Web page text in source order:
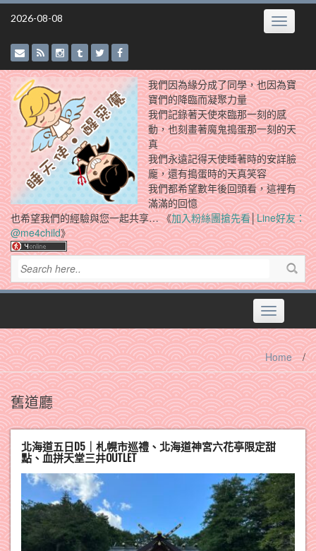
Skip
2026-08-08 Toggle
我們因為緣分成了同學，也因為寶
寶們的降臨而凝聚力量
我們記錄著天使來臨那一刻的感
動，也刻畫著魔鬼搗蛋那一刻的天
真
我們永遠記得天使睡著時的安詳臉
龐，還有搗蛋時的天真笑容
我們都希望數年後回頭看，這裡有
滿滿的回憶
也希望我們的經驗與您一起共享… 《加入粉絲團搶先看│Line好友：
@me4child》
Toggle
navigation
Home /
舊道廳
北海道五日D5｜札幌市巡禮、北海道神宮六花亭限定甜
點、血拼天堂三井OUTLET